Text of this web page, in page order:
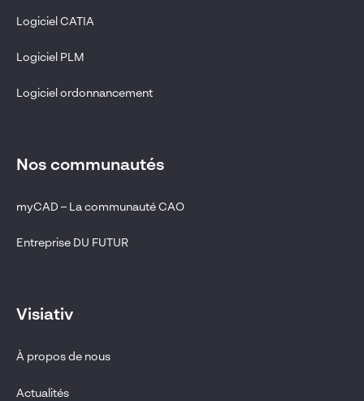
Logiciel CATIA
Logiciel PLM
Logiciel ordonnancement
Nos communautés
myCAD – La communauté CAO
Entreprise DU FUTUR
Visiativ
À propos de nous
Actualités